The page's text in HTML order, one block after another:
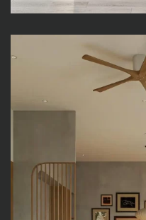
M HOUSE –
hiện đại, tiện